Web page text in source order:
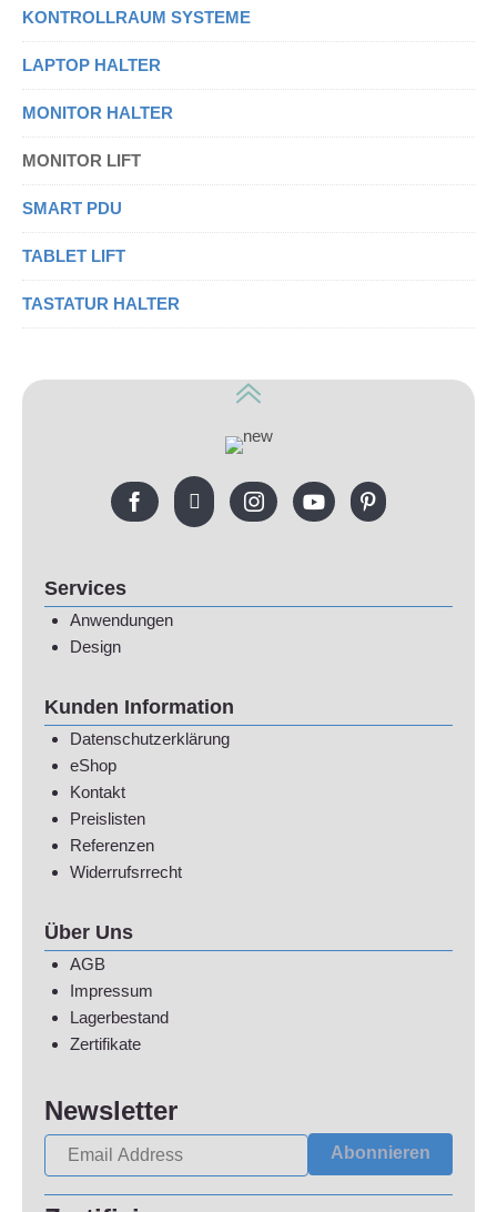
KONTROLLRAUM SYSTEME
LAPTOP HALTER
MONITOR HALTER
MONITOR LIFT
SMART PDU
TABLET LIFT
TASTATUR HALTER
Services
Anwendungen
Design
Kunden Information
Datenschutzerklärung
eShop
Kontakt
Preislisten
Referenzen
Widerrufsrrecht
Über Uns
AGB
Impressum
Lagerbestand
Zertifikate
Newsletter
Abonnieren